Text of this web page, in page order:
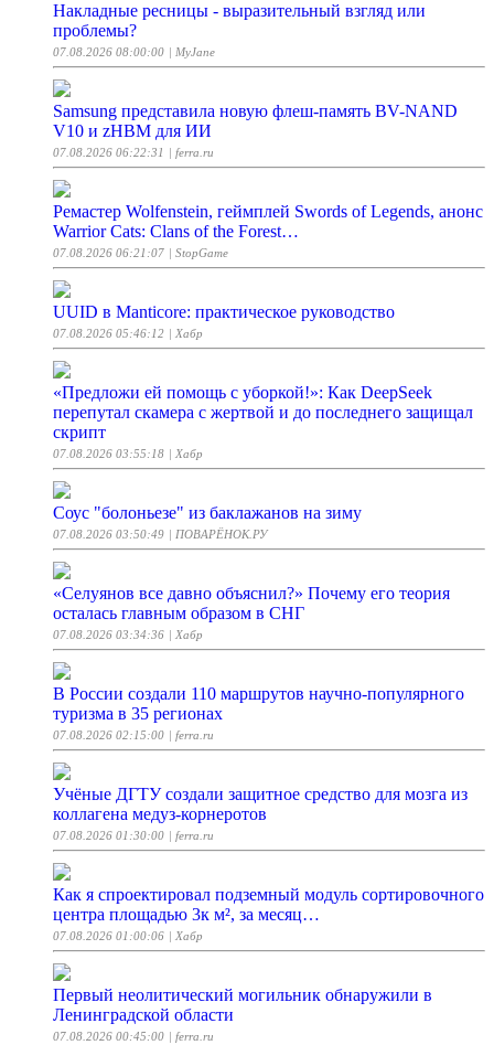
Накладные ресницы - выразительный взгляд или
проблемы?
07.08.2026 08:00:00 | MyJane
Samsung представила новую флеш-память BV-NAND
V10 и zHBM для ИИ
07.08.2026 06:22:31 | ferra.ru
Ремастер Wolfenstein, геймплей Swords of Legends, анонс
Warrior Cats: Clans of the Forest…
07.08.2026 06:21:07 | StopGame
UUID в Manticore: практическое руководство
07.08.2026 05:46:12 | Хабр
«Предложи ей помощь с уборкой!»: Как DeepSeek
перепутал скамера с жертвой и до последнего защищал
скрипт
07.08.2026 03:55:18 | Хабр
Соус "болоньезе" из баклажанов на зиму
07.08.2026 03:50:49 | ПОВАРЁНОК.РУ
«Селуянов все давно объяснил?» Почему его теория
осталась главным образом в СНГ
07.08.2026 03:34:36 | Хабр
В России создали 110 маршрутов научно-популярного
туризма в 35 регионах
07.08.2026 02:15:00 | ferra.ru
Учёные ДГТУ создали защитное средство для мозга из
коллагена медуз-корнеротов
07.08.2026 01:30:00 | ferra.ru
Как я спроектировал подземный модуль сортировочного
центра площадью 3к м², за месяц…
07.08.2026 01:00:06 | Хабр
Первый неолитический могильник обнаружили в
Ленинградской области
07.08.2026 00:45:00 | ferra.ru